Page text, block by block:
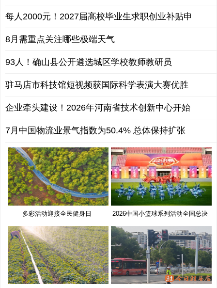
每人2000元！2027届高校毕业生求职创业补贴申
8月需重点关注哪些极端天气
93人！确山县公开遴选城区学校教师教研员
驻马店市科技馆短视频获国际科学表演大赛优胜
企业牵头建设！2026年河南省技术创新中心开始
7月中国物流业景气指数为50.4% 总体保持扩张
多彩活动迎接全民健身日
2026中国小篮球系列活动全国总决
赛